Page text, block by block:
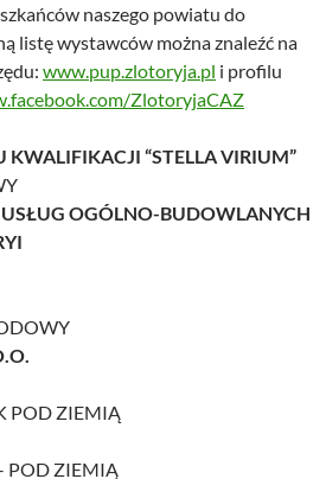
naszego powiatu do
listę wystawców można znaleźć na
www.pup.zlotoryja.pl i profilu
ZlotoryjaCAZ
KWALIFIKACJI “STELLA VIRIUM”
OGÓLNO-BUDOWLANYCH
POD ZIEMIĄ
POD ZIEMIĄ